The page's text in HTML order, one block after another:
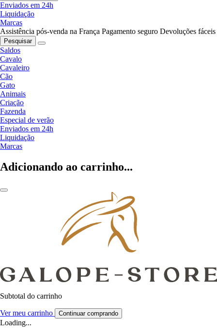
Enviados em 24h
Liquidação
Marcas
Assistência pós-venda na França Pagamento seguro Devoluções fáceis
Pesquisar
Saldos
Cavalo
Cavaleiro
Cão
Gato
Animais
Criação
Fazenda
Especial de verão
Enviados em 24h
Liquidação
Marcas
Adicionando ao carrinho...
Subtotal do carrinho
Ver meu carrinho Continuar comprando
Loading...